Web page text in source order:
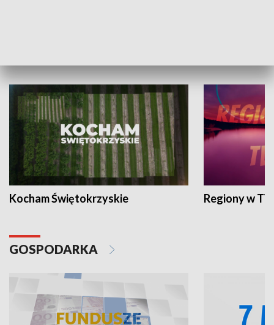
Kocham Świętokrzyskie Regiony w
GOSPODARKA